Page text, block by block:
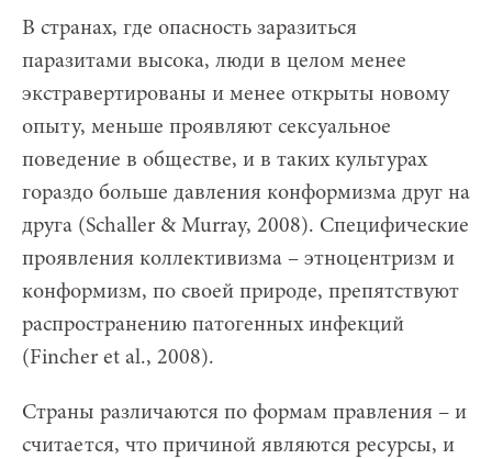
В странах, где опасность заразиться
паразитами высока, люди в целом менее
экстравертированы и менее открыты новому
опыту, меньше проявляют сексуальное
поведение в обществе, и в таких культурах
гораздо больше давления конформизма друг на
друга (Schaller & Murray, 2008). Специфические
проявления коллективизма – этноцентризм и
конформизм, по своей природе, препятствуют
распространению патогенных инфекций
(Fincher et al., 2008).
Страны различаются по формам правления – и
считается, что причиной являются ресурсы, и